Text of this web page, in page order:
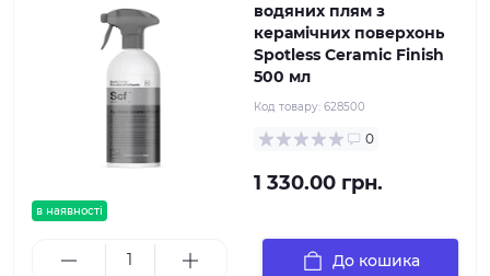
в наявності
водяних плям з
керамічних поверхонь
Spotless Ceramic Finish
500 мл
Код товару: 628500
0
1 330.00 грн.
До кошика